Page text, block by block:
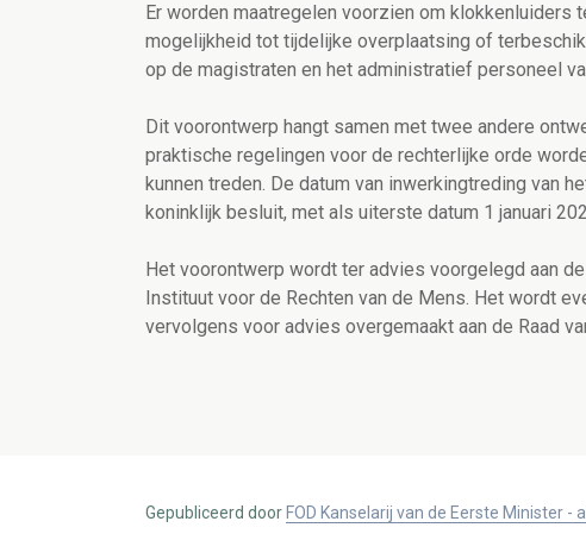
Er worden maatregelen voorzien om
mogelijkheid tot tijdelijke overplaatsing of
op de magistraten en het administratief personeel
Dit voorontwerp hangt samen met twee andere
praktische regelingen voor de rechterlijke orde
kunnen treden. De datum van inwerkingtreding van
koninklijk besluit, met als uiterste datum 1 januari
Het voorontwerp wordt ter advies voorgelegd aan
Instituut voor de Rechten van de Mens. Het wordt
vervolgens voor advies overgemaakt aan de Raad
Gepubliceerd door FOD Kanselarij van de Eerste Minister